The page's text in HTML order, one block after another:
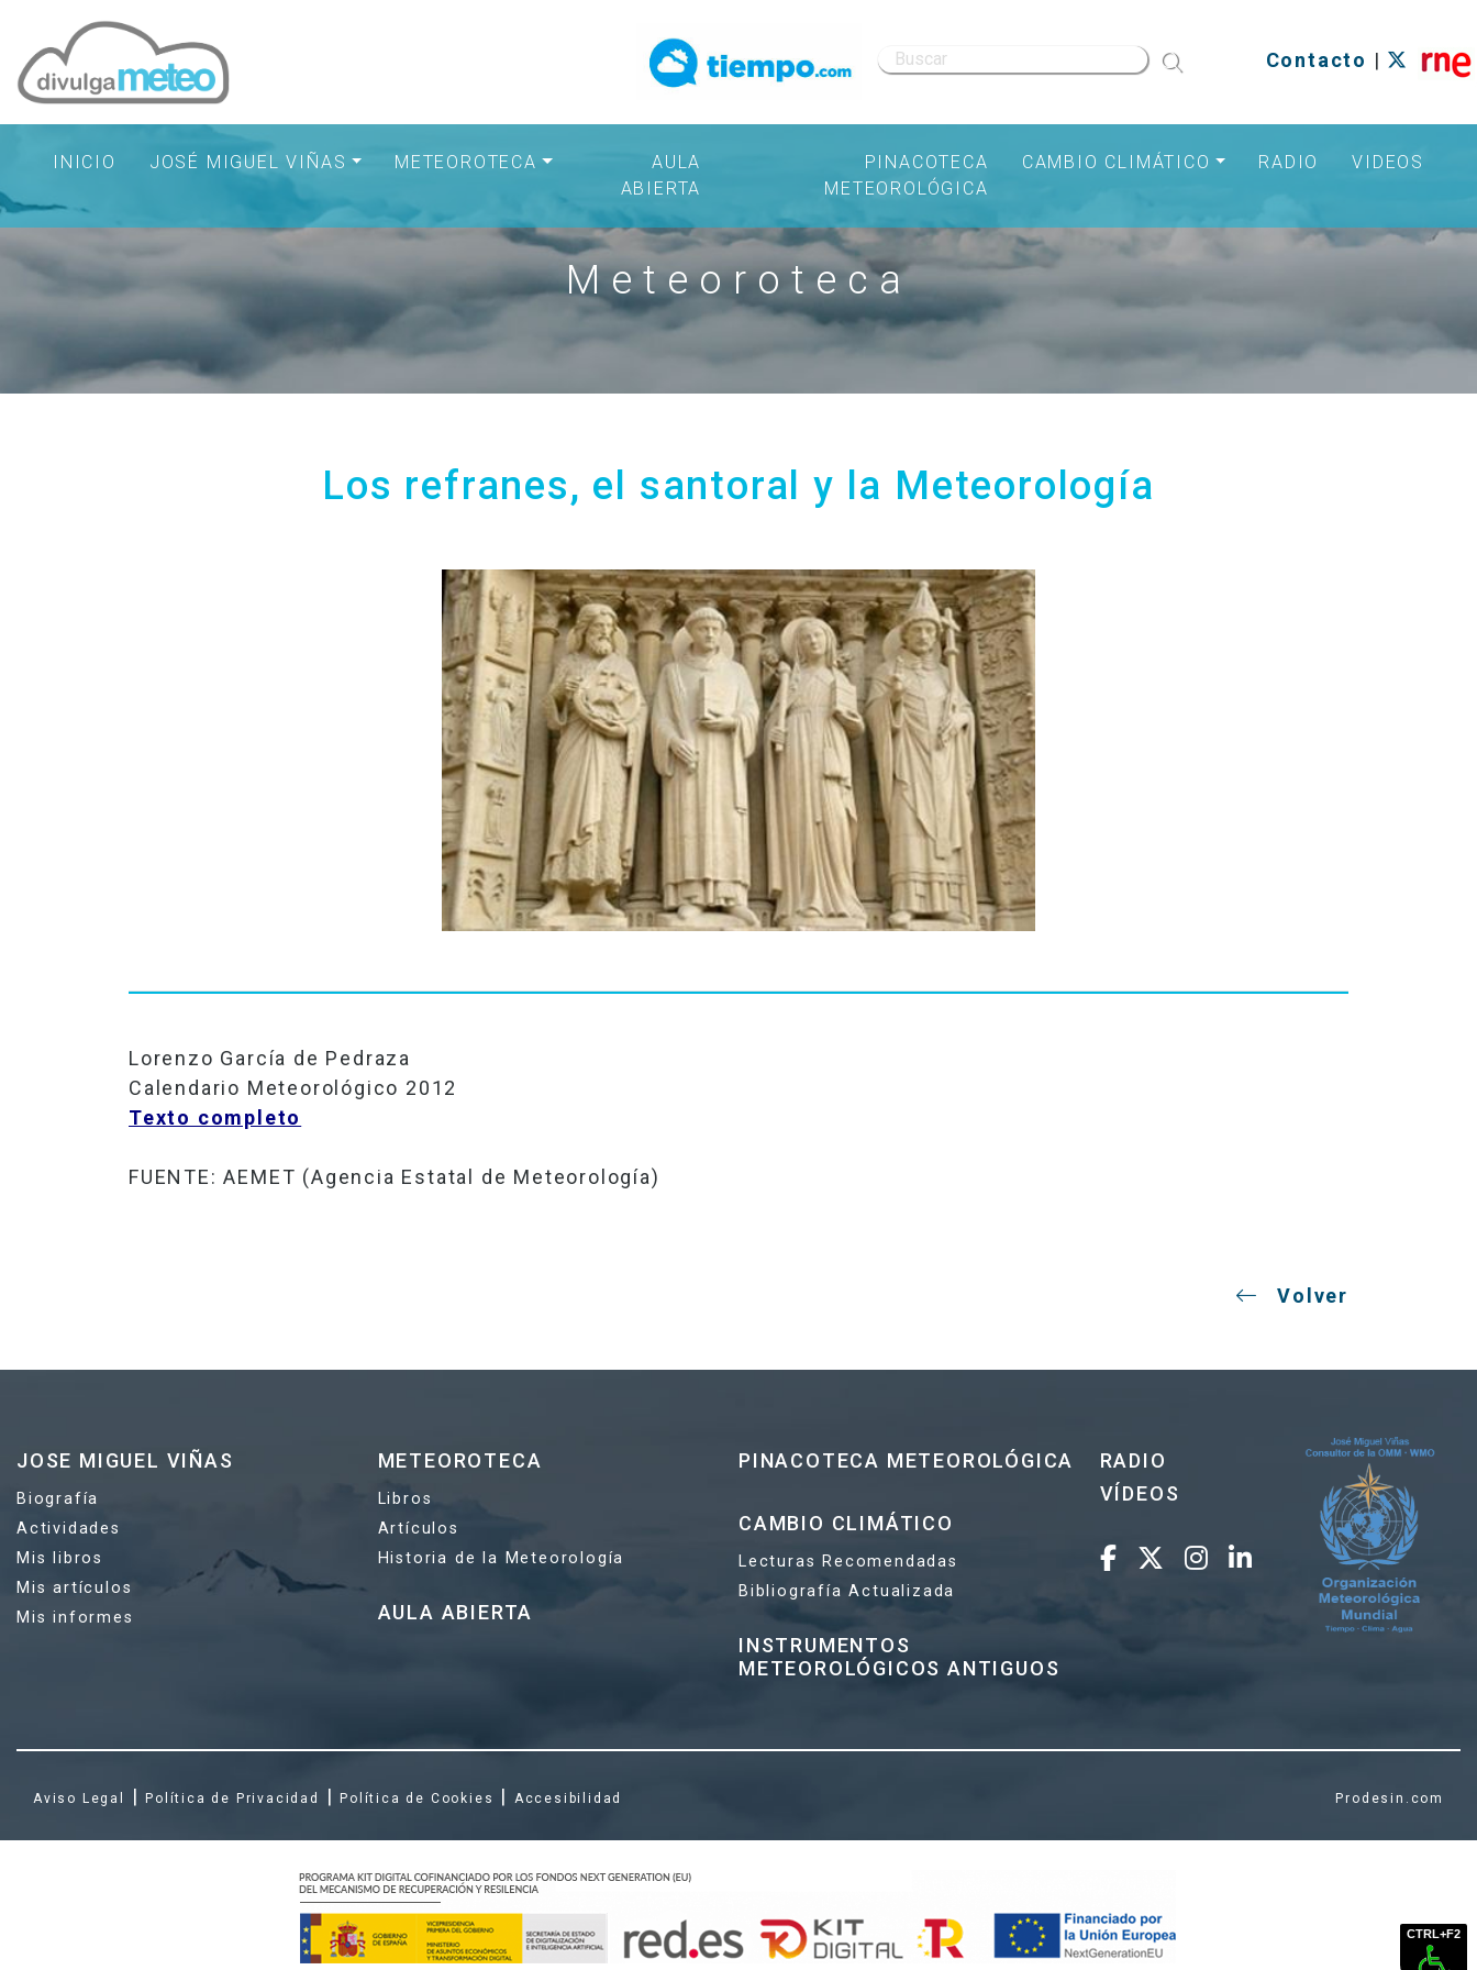
CTRL+F2
Contacto |
INICIO JOSÉ MIGUEL VIÑAS METEOROTECA
AULA
ABIERTA
PINACOTECA
METEOROLÓGICA
CAMBIO CLIMÁTICO RADIO VIDEOS
Meteoroteca
Los refranes, el santoral y la Meteorología
Lorenzo García de Pedraza
Calendario Meteorológico 2012
Texto completo
FUENTE: AEMET (Agencia Estatal de Meteorología)
Volver
JOSE MIGUEL VIÑAS
Biografía
Actividades
Mis libros
Mis artículos
Mis informes
METEOROTECA
Libros
Artículos
Historia de la Meteorología
AULA ABIERTA
PINACOTECA METEOROLÓGICA
CAMBIO CLIMÁTICO
Lecturas Recomendadas
Bibliografía Actualizada
INSTRUMENTOS
METEOROLÓGICOS ANTIGUOS
RADIO
VÍDEOS
Aviso Legal | Política de Privacidad |Política de Cookies | Accesibilidad Prodesin.com